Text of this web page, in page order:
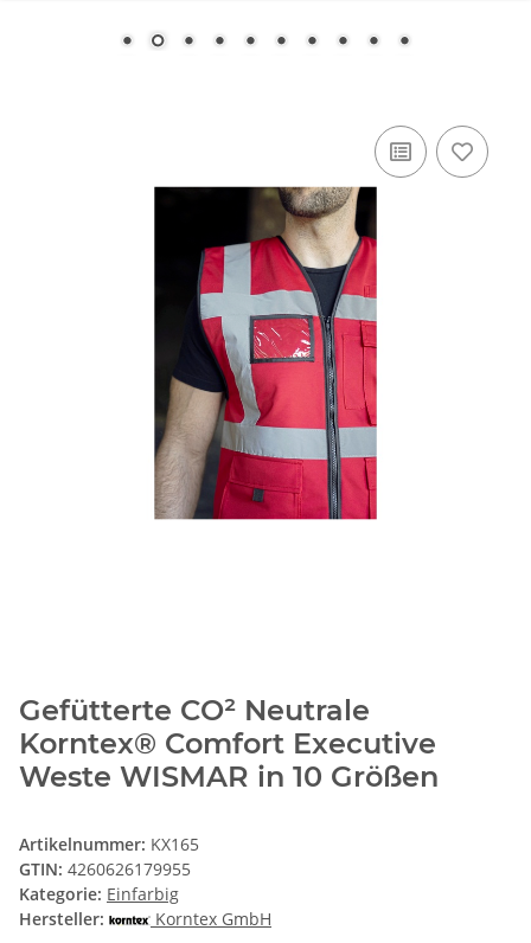
Gefütterte CO² Neutrale
Korntex® Comfort Executive
Weste WISMAR in 10 Größen
Artikelnummer: KX165
GTIN: 4260626179955
Kategorie: Einfarbig
Hersteller:
Korntex GmbH